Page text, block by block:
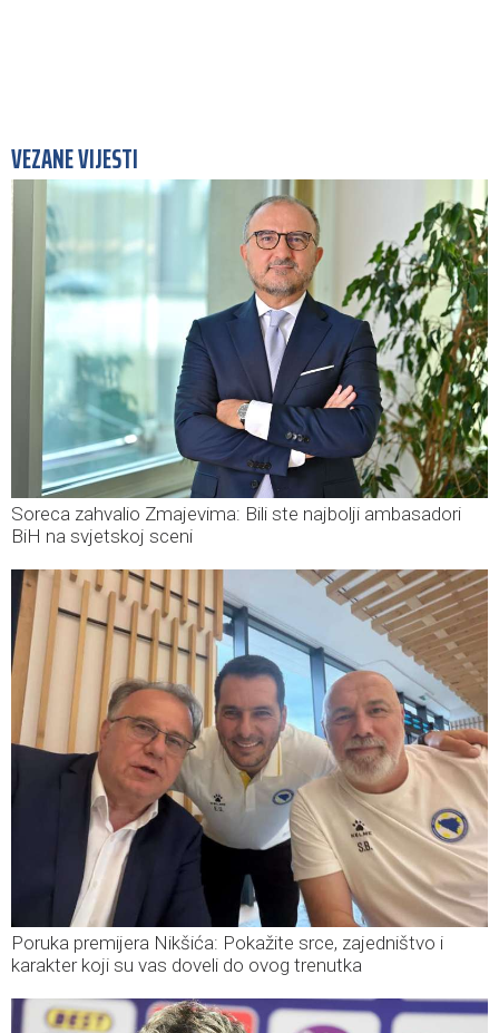
VEZANE VIJESTI
Soreca zahvalio Zmajevima: Bili ste najbolji ambasadori
BiH na svjetskoj sceni
Poruka premijera Nikšića: Pokažite srce, zajedništvo i
karakter koji su vas doveli do ovog trenutka